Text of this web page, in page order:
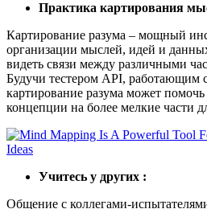
Практика картирования
Картирование разума – мощный
организации мыслей, идей и
видеть связи между различными
Будучи тестером API, работающим
картирование разума может
концепции на более мелкие части
Учитесь у других :
Общение с коллегами-